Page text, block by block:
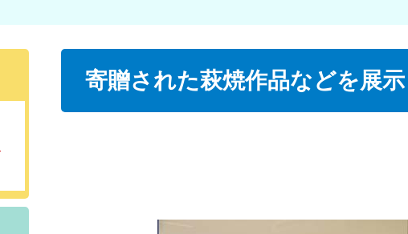
寄贈された萩焼作品などを展示